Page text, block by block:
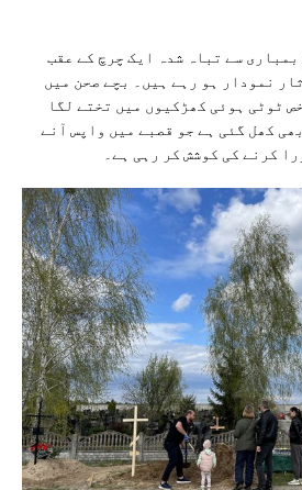
سے تباہ شدہ ایک چرچ کے عقب
نمودار ہو رہے ہیں۔ بچے صحن میں
ٹوٹی ہوئی کھڑکیوں میں تختے لگا
کھل گئی ہے جو قصبے میں واپس آنے
کرنے کی کوشش کر رہی ہے۔